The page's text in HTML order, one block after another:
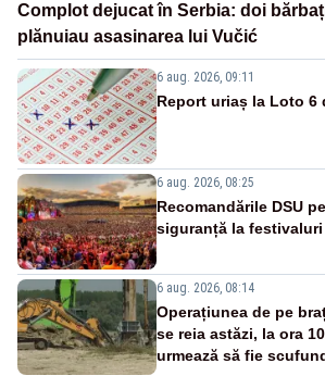
Complot dejucat în Serbia: doi
plănuiau asasinarea lui Vučić
6 aug. 2026, 09:11
Report uriaș la Loto 6
6 aug. 2026, 08:25
Recomandările DSU
siguranță la festivaluri
6 aug. 2026, 08:14
Operațiunea de pe
se reia astăzi, la ora
urmează să fie